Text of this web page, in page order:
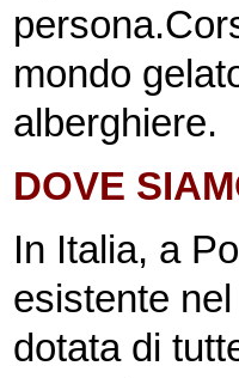
persona.
mondo
alberghiere.
DOVE
In Italia, a
esistente
dotata di